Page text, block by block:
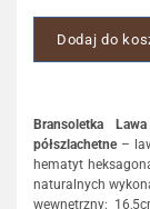
Dodaj do
Bransoletka
półszlachetne–
hematyt
naturalnych
wewnętrzny: